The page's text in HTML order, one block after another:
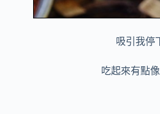
吸引我停
吃起來有點